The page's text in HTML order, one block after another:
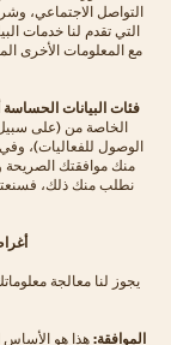
التواصل الاجتماعي،
التي تقدم لنا خدمات
مع المعلومات الأخرى
فئات البيانات الحساسة
الخاصة من (على سبيل
الوصول للفعاليات)،
منك موافقتك الصريحة
نطلب منك ذلك،
يجوز لنا معالجة
الموافقة: هذا هو الأساس